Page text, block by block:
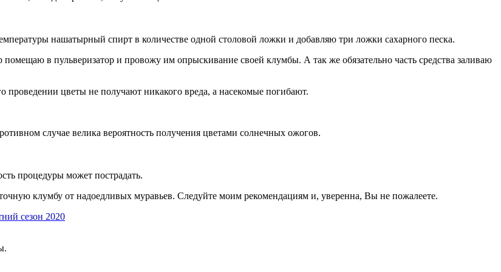
нашатырный спирт в количестве одной столовой ложки и добавляю три ложки сахарного песка.
в пульверизатор и провожу им опрыскивание своей клумбы. А так же обязательно часть средства заливаю
проведении цветы не получают никакого вреда, а насекомые погибают.
случае велика вероятность получения цветами солнечных ожогов.
процедуры может пострадать.
клумбу от надоедливых муравьев. Следуйте моим рекомендациям и, уверенна, Вы не пожалеете.
сезон 2020